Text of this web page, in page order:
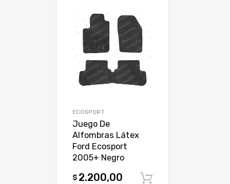
ECOSPORT
Juego De
Alfombras Látex
Ford Ecosport
2005+ Negro
$ 2.200,00